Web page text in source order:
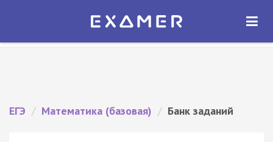
Экзамер — ЕГЭ 2027
ОТКРЫТЬ
ЕГЭ / Математика (базовая) / Банк заданий